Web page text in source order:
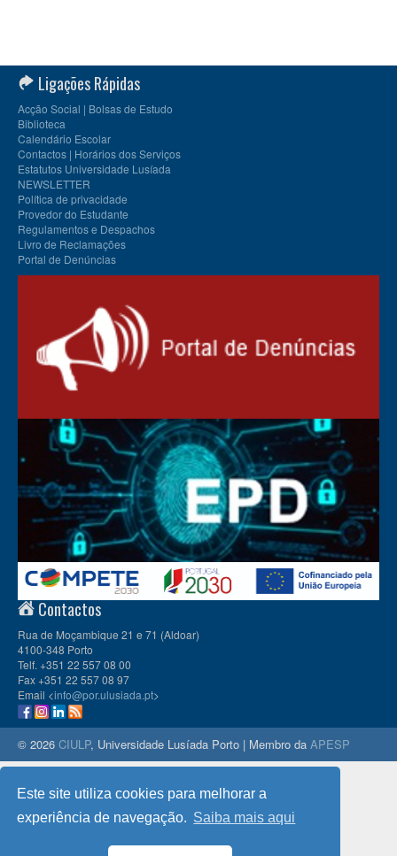
Este site utiliza cookies para melhorar a
experiência de navegação. Saiba mais aqui
Ligações Rápidas
Acção Social | Bolsas de Estudo
Biblioteca
Calendário Escolar
Contactos | Horários dos Serviços
Estatutos Universidade Lusíada
NEWSLETTER
Política de privacidade
Provedor do Estudante
Regulamentos e Despachos
Livro de Reclamações
Portal de Denúncias
Contactos
Rua de Moçambique 21 e 71 (Aldoar)
4100-348 Porto
Telf. +351 22 557 08 00
Fax +351 22 557 08 97
Email <info@por.ulusiada.pt>
© 2026 CIULP, Universidade Lusíada Porto | Membro da APESP